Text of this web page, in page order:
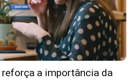
reforça a importância da